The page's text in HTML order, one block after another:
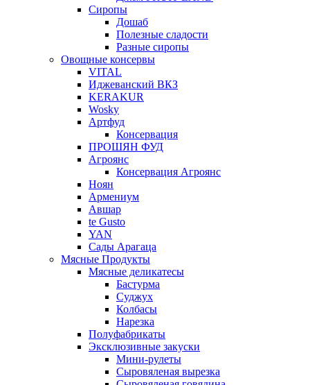
Сиропы
Дошаб
Полезные сладости
Разные сиропы
Овощные консервы
VITAL
Иджеванский ВКЗ
KERAKUR
Wosky
Артфуд
Консервация
ПРОШЯН ФУД
Агроянс
Консервация Агроянс
Ноян
Армениум
Авшар
te Gusto
YAN
Сады Арагаца
Мясные Продукты
Мясные деликатесы
Бастурма
Суджух
Колбасы
Нарезка
Полуфабрикаты
Эксклюзивные закуски
Мини-рулеты
Сыровяленая вырезка